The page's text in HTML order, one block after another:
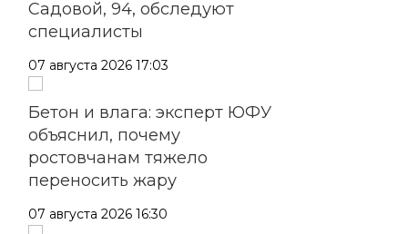
Садовой, 94, обследуют
специалисты
07 августа 2026 17:03
Бетон и влага: эксперт ЮФУ
объяснил, почему
ростовчанам тяжело
переносить жару
07 августа 2026 16:30